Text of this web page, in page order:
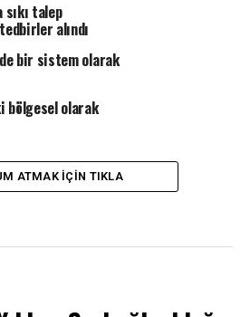
sıkı talep
alındı
bir sistem olarak
bölgesel olarak
ATMAK IÇIN TIKLA